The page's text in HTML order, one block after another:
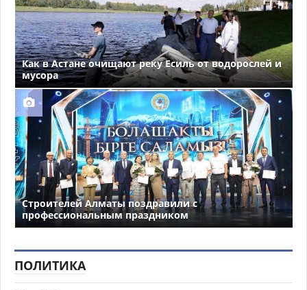
Как в Астане очищают реку Есиль от водорослей и
мусора
Строителей Алматы поздравили с
профессиональным праздником
ПОЛИТИКА